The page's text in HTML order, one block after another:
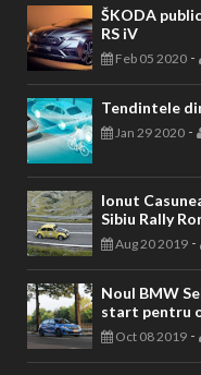
ŠKODA
RS iV
Feb 05 2020 -
Tendintele
Jan 29 2020 -
Ionut
Sibiu Rally
Aug 20 2019 -
Noul BMW
start pentru
Oct 08 2019 -